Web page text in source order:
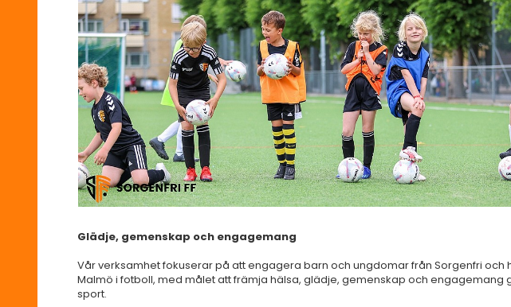
Glädje, gemenskap och engagemang
Vår verksamhet fokuserar på att engagera barn och ungdomar från Sorgenfri och
Malmö i fotboll, med målet att främja hälsa, glädje, gemenskap och engagemang
sport.